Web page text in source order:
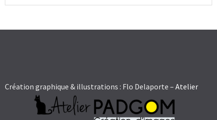
Création graphique & illustrations : Flo Delaporte – Atelier